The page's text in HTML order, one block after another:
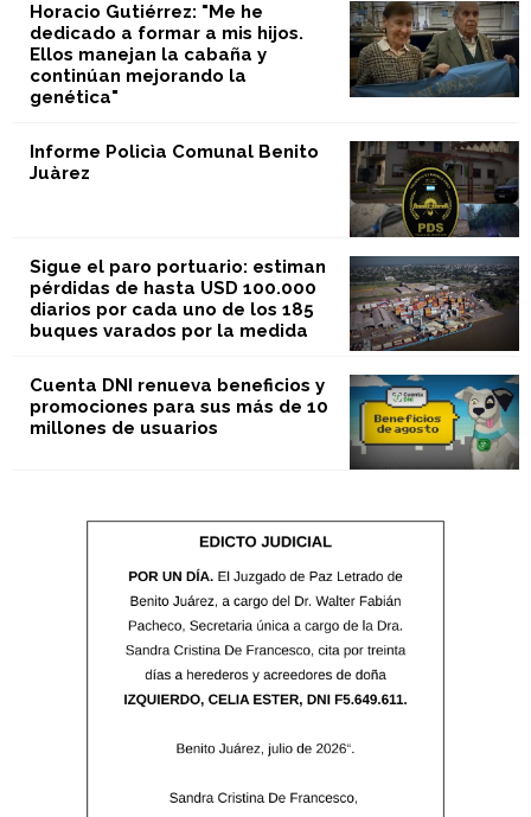
Horacio Gutiérrez: "Me he
dedicado a formar a mis hijos.
Ellos manejan la cabaña y
continúan mejorando la
genética"
Informe Policìa Comunal Benito
Juàrez
Sigue el paro portuario: estiman
pérdidas de hasta USD 100.000
diarios por cada uno de los 185
buques varados por la medida
Cuenta DNI renueva beneficios y
promociones para sus más de 10
millones de usuarios